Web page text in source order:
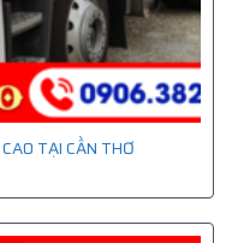
TẠI CẦN THƠ